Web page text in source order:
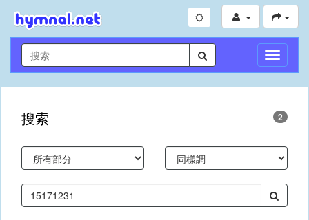
切
換
導
搜索 2